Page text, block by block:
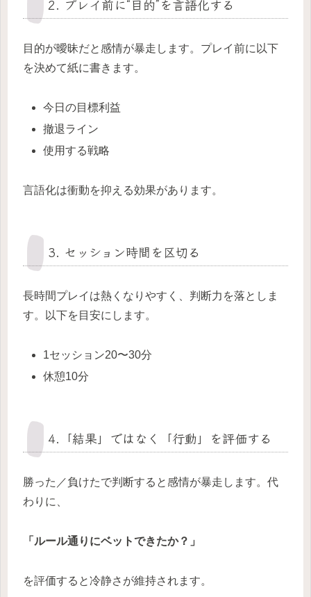
2. プレイ前に“目的”を言語化する
目的が曖昧だと感情が暴走します。プレイ前に以下
を決めて紙に書きます。
今日の目標利益
撤退ライン
使用する戦略
言語化は衝動を抑える効果があります。
3. セッション時間を区切る
長時間プレイは熱くなりやすく、判断力を落としま
す。以下を目安にします。
1セッション20〜30分
休憩10分
4.「結果」ではなく「行動」を評価する
勝った／負けたで判断すると感情が暴走します。代
わりに、
「ルール通りにベットできたか？」
を評価すると冷静さが維持されます。